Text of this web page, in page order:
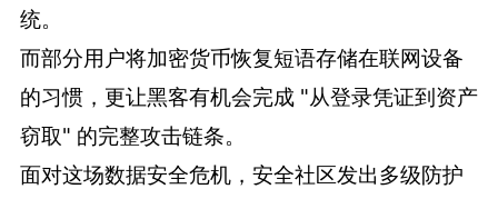
统。
而部分用户将加密货币恢复短语存储在联网设备
的习惯，更让黑客有机会完成 "从登录凭证到资产
窃取" 的完整攻击链条。
面对这场数据安全危机，安全社区发出多级防护